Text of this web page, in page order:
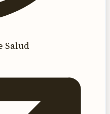
Salud